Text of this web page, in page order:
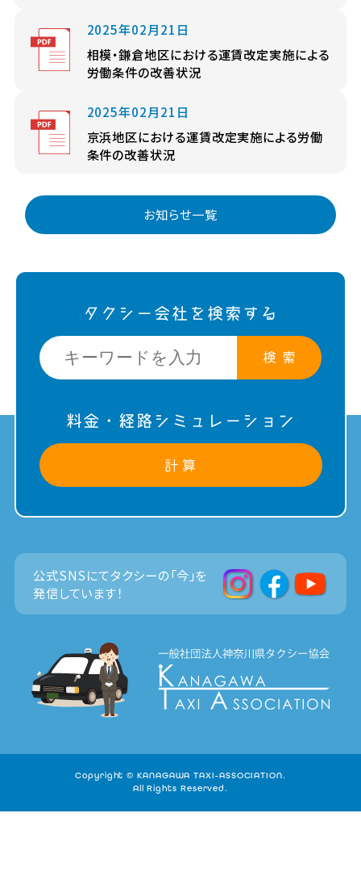
2025年02月21日
相模・鎌倉地区における運賃改定実施による
労働条件の改善状況
2025年02月21日
京浜地区における運賃改定実施による労働
条件の改善状況
お知らせ一覧
タクシー会社を検索する
検 索
料金・経路シミュレーション
計 算
公式SNSにてタクシーの「今」を
発信しています！
Copyright © KANAGAWA TAXI-ASSOCIATION.
All Rights Reserved.